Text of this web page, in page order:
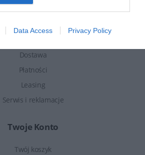
Data Access Privacy Policy
Polityka prywatności
Zakupy
Dostawa
Płatności
Leasing
Serwis i reklamacje
Twoje Konto
Twój koszyk